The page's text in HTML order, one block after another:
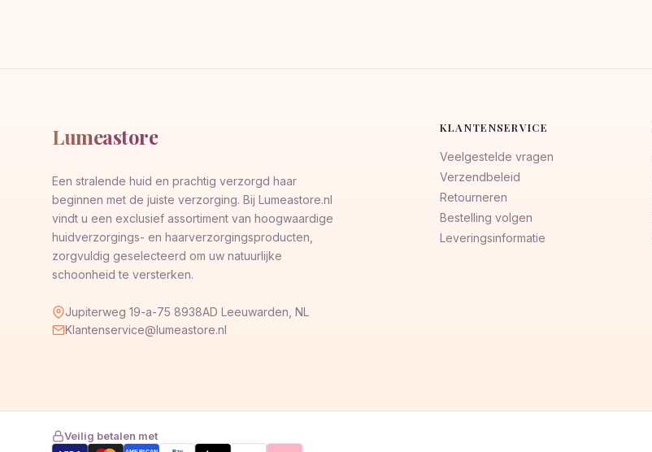
Lumeastore
Een stralende huid en prachtig verzorgd haar
beginnen met de juiste verzorging. Bij Lumeastore.nl
vindt u een exclusief assortiment van hoogwaardige
huidverzorgings- en haarverzorgingsproducten,
zorgvuldig geselecteerd om uw natuurlijke
schoonheid te versterken.
Jupiterweg 19-a-75 8938AD Leeuwarden, NL
Klantenservice@lumeastore.nl
KLANTENSERVICE
Veelgestelde vragen
Verzendbeleid
Retourneren
Bestelling volgen
Leveringsinformatie
Veilig betalen met